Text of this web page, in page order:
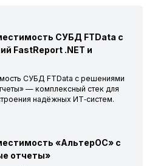
СУБД FTData с
FastReport .NET и
СУБД FTData с решениями
— комплексный стек для
надёжных ИТ‑систем.
«АльтерОС» с
отчеты»